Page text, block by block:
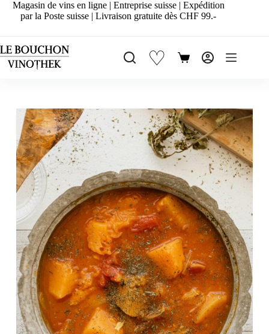
PasserMagasin de vins en ligne | Entreprise suisse | Expédition
par la Poste suisse | Livraison gratuite dès CHF 99.-
♡
Panier